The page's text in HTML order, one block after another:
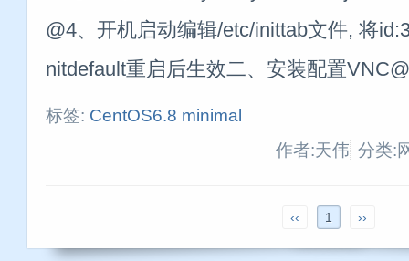
@4、开机启动编辑/etc/inittab文件, 将
nitdefault重启后生效二、安装配置
标签: CentOS6.8 minimal
作者:天伟 分类:
‹‹ 1 ››